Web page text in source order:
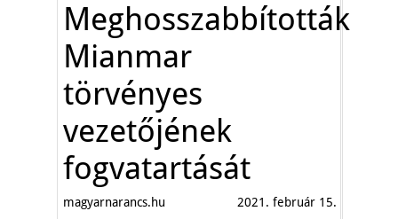
Meghosszabbították
Mianmar
törvényes
vezetőjének
fogvatartását
magyarnarancs.hu 2021. február 15.